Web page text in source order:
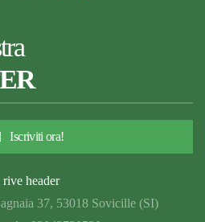
Iscriviti ora!
37, 53018 Sovicille (SI)